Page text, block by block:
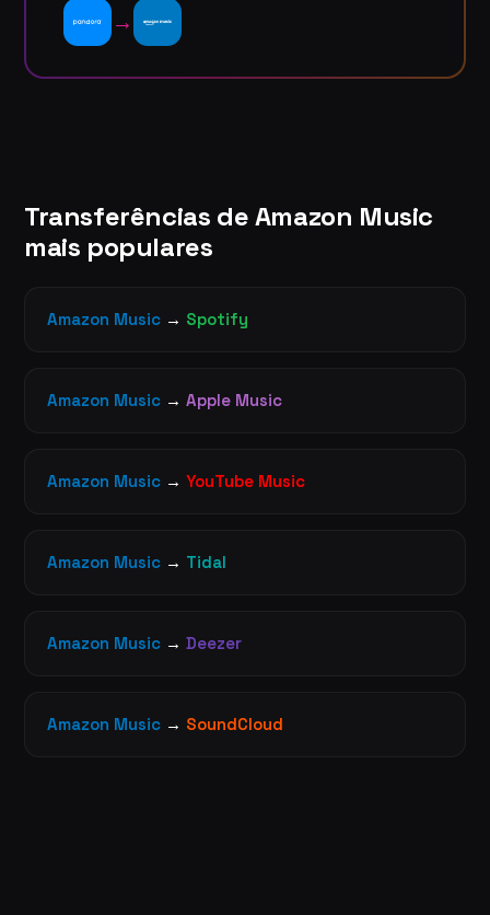
→
Transferências de Amazon Music
mais populares
Amazon Music → Spotify
Amazon Music → Apple Music
Amazon Music → YouTube Music
Amazon Music → Tidal
Amazon Music → Deezer
Amazon Music → SoundCloud